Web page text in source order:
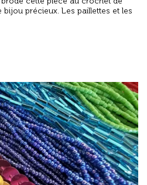
bijou précieux. Les paillettes et les